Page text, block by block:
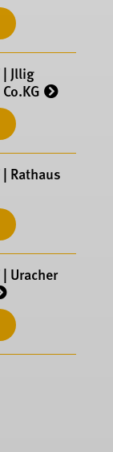
| Jllig
Rathaus
Uracher